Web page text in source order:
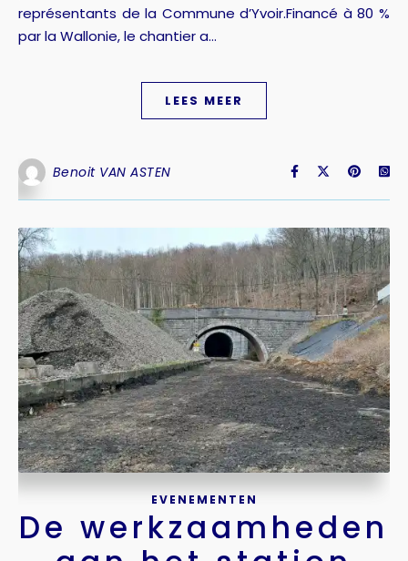
représentants de la Commune d’Yvoir.Financé à 80 %
par la Wallonie, le chantier a…
LEES MEER
Benoit VAN ASTEN
EVENEMENTEN
De werkzaamheden